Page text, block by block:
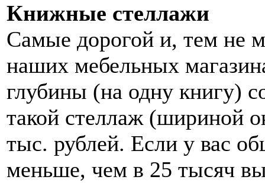
Книжные стеллажи
Самые дорогой и, тем не
наших мебельных
глубины (на одну книгу)
такой стеллаж (шириной
тыс. рублей. Если у вас
меньше, чем в 25 тысяч